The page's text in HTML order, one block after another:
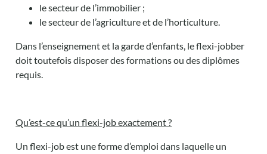
le secteur de l’immobilier ;
le secteur de l’agriculture et de l’horticulture.
Dans l’enseignement et la garde d’enfants, le flexi-jobber
doit toutefois disposer des formations ou des diplômes
requis.
Qu’est-ce qu’un flexi-job exactement ?
Un flexi-job est une forme d’emploi dans laquelle un